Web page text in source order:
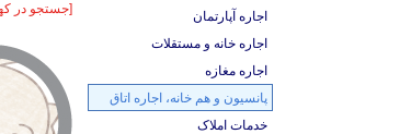
[جستجو در
اجاره آپارتمان
اجاره خانه و مستقلات
اجاره مغازه
پانسیون و هم خانه، اجاره اتاق
خدمات املاک